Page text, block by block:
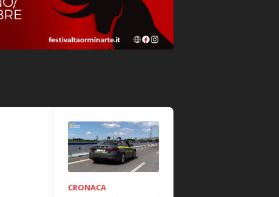
CRONACA